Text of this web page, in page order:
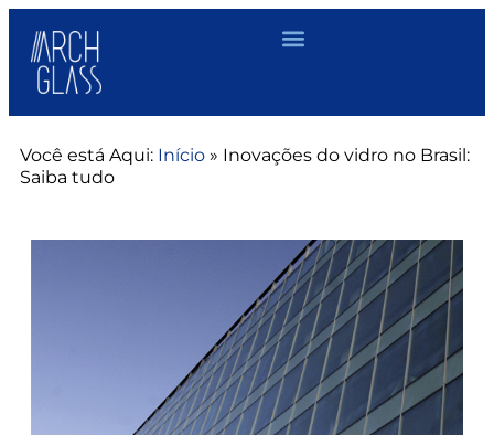
Você está Aqui: Início » Inovações do vidro no Brasil:
Saiba tudo